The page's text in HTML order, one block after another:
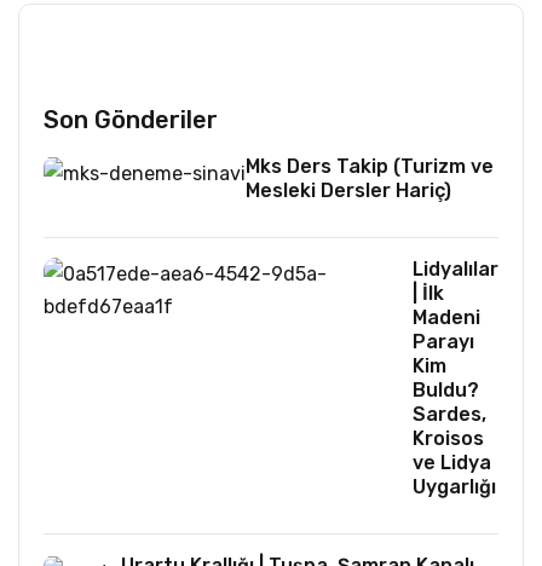
Son Gönderiler
Mks Ders Takip (Turizm ve
Mesleki Dersler Hariç)
Lidyalılar
| İlk
Madeni
Parayı
Kim
Buldu?
Sardes,
Kroisos
ve Lidya
Uygarlığı